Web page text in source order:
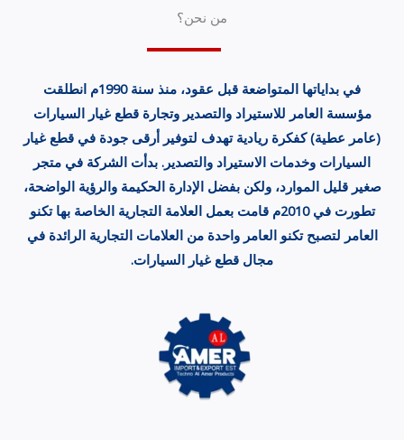
من نحن؟
في بداياتها المتواضعة قبل عقود، منذ سنة 1990م انطلقت
مؤسسة العامر للاستيراد والتصدير وتجارة قطع غيار السيارات
(عامر عطية) كفكرة ريادية تهدف لتوفير أرقى جودة في قطع غيار
السيارات وخدمات الاستيراد والتصدير. بدأت الشركة في متجر
صغير قليل الموارد، ولكن بفضل الإدارة الحكيمة والرؤية الواضحة،
تطورت في 2010م قامت بعمل العلامة التجارية الخاصة بها تكنو
العامر لتصبح تكنو العامر واحدة من العلامات التجارية الرائدة في
مجال قطع غيار السيارات.